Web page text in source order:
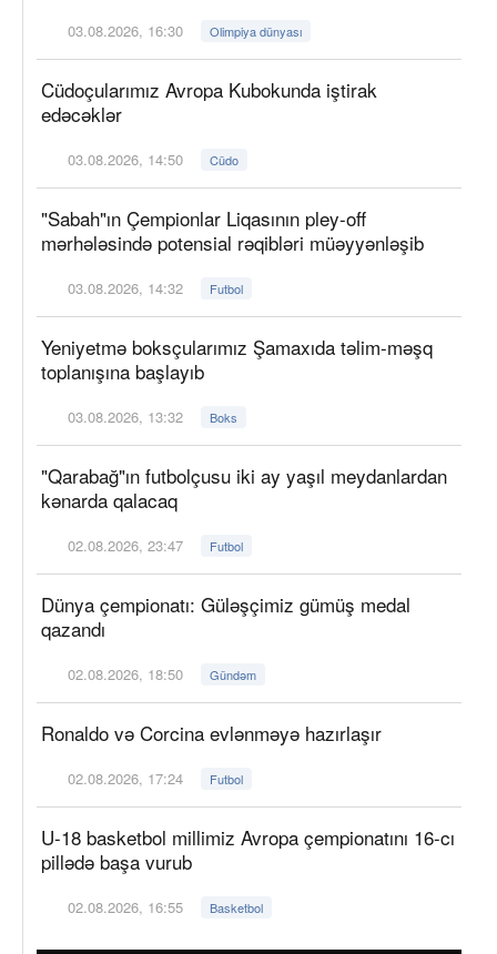
03.08.2026, 16:30 Olimpiya dünyası
Cüdoçularımız Avropa Kubokunda iştirak
edəcəklər
03.08.2026, 14:50 Cüdo
"Sabah"ın Çempionlar Liqasının pley-off
mərhələsində potensial rəqibləri müəyyənləşib
03.08.2026, 14:32 Futbol
Yeniyetmə boksçularımız Şamaxıda təlim-məşq
toplanışına başlayıb
03.08.2026, 13:32 Boks
"Qarabağ"ın futbolçusu iki ay yaşıl meydanlardan
kənarda qalacaq
02.08.2026, 23:47 Futbol
Dünya çempionatı: Güləşçimiz gümüş medal
qazandı
02.08.2026, 18:50 Gündəm
Ronaldo və Corcina evlənməyə hazırlaşır
02.08.2026, 17:24 Futbol
U-18 basketbol millimiz Avropa çempionatını 16-cı
pillədə başa vurub
02.08.2026, 16:55 Basketbol